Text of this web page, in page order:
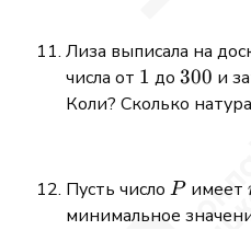
Лиза выписала на
числа от 1
1 до 300
300 и
Коли? Сколько
Пусть число P
Pимеет
минимальное